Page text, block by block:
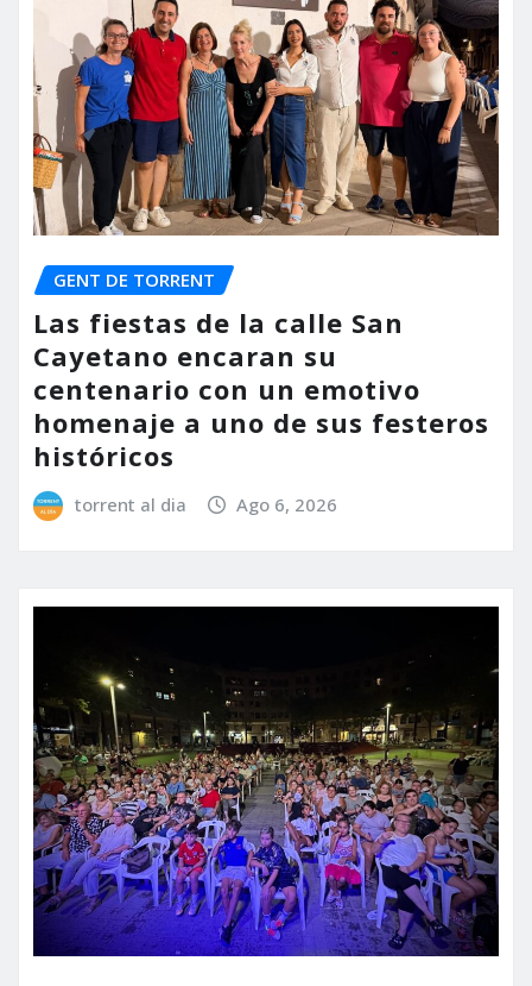
GENT DE TORRENT
Las fiestas de la calle San
Cayetano encaran su
centenario con un emotivo
homenaje a uno de sus festeros
históricos
torrent al dia Ago 6, 2026